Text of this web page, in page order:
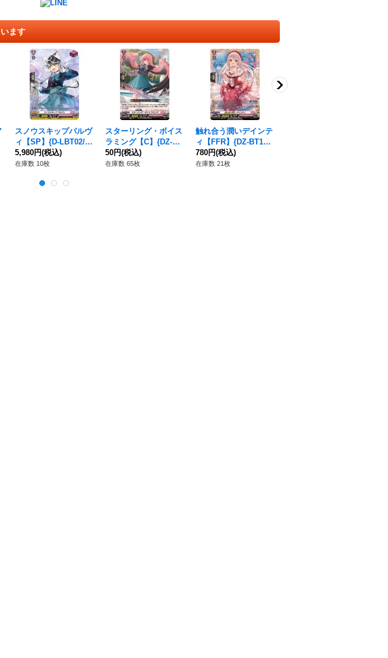
ます
スノウスキップパルヴ
ィ【SP】{D-LBT02/S
P35}《リリカルモナス
テリオ》
5,980円(税込)
在庫数 10枚
スターリング・ボイス
ラミング【C】{DZ-BT
11/119}《リリカルモ
ナステリオ》
50円(税込)
在庫数 65枚
触れ合う潤いデインテ
ィ【FFR】{DZ-BT10/
FFR17}《リリカルモ
ナステリオ》
780円(税込)
在庫数 21枚